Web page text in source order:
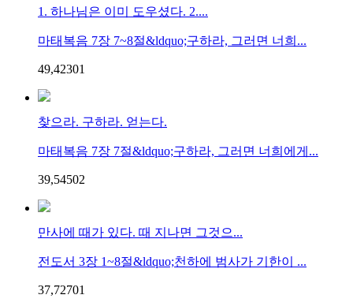
1. 하나님은 이미 도우셨다. 2....
마태복음 7장 7~8절&ldquo;구하라, 그러면 너희...
49,42301
찾으라. 구하라. 얻는다.
마태복음 7장 7절&ldquo;구하라, 그러면 너희에게...
39,54502
만사에 때가 있다. 때 지나면 그것으...
전도서 3장 1~8절&ldquo;천하에 범사가 기한이 ...
37,72701